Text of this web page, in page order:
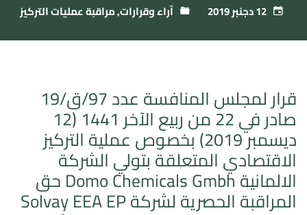
12 دجنبر 2019 آراء وقرارات,مراقبة عمليات التركيز
قرار لمجلس المنافسة عدد 97/ق/19
صادر في 22 من ربيع الآخر 1441 (12
ديسمبر 2019) بخصوص عملية التركيز
الاقتصادي المتعلقة بتولي الشركة
الالمانية Domo Chemicals Gmbh حق
المراقبة الحصرية لشركة Solvay EEA EP